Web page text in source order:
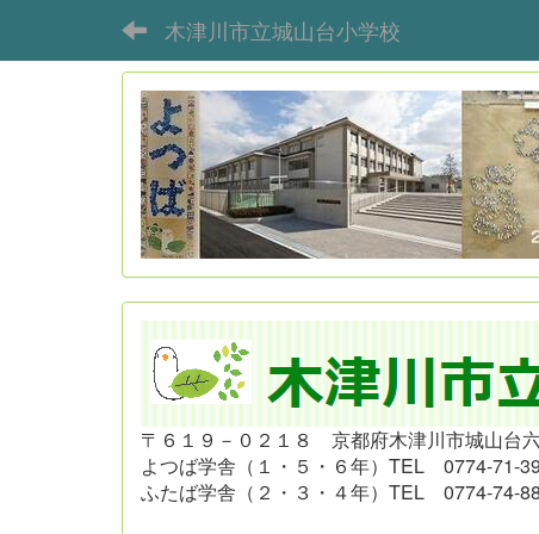
木津川市立城山台小学校
〒６１９－０２１８ 京都府木津川市城山台
よつば学舎（１・５・６年） TEL 0774-71-
ふたば学舎（２・３・４年） TEL 0774-74-